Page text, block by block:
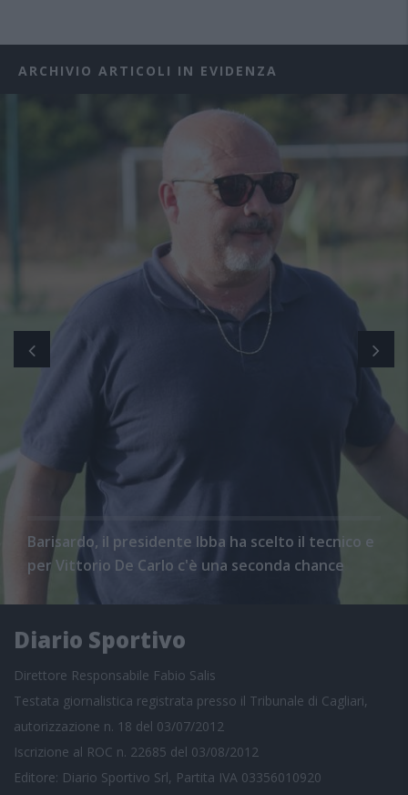
ARCHIVIO ARTICOLI IN EVIDENZA
Barisardo, il presidente Ibba ha scelto il tecnico e
per Vittorio De Carlo c'è una seconda chance
Diario Sportivo
Direttore Responsabile Fabio Salis
Testata giornalistica registrata presso il Tribunale di Cagliari,
autorizzazione n. 18 del 03/07/2012
Iscrizione al ROC n. 22685 del 03/08/2012
Editore: Diario Sportivo Srl, Partita IVA 03356010920